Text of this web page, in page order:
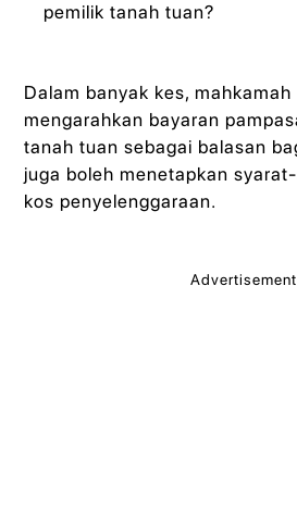
pemilik tanah tuan?
Dalam banyak kes, mahkamah
mengarahkan bayaran
tanah tuan sebagai balasan
juga boleh menetapkan
kos penyelenggaraan.
Advertisement